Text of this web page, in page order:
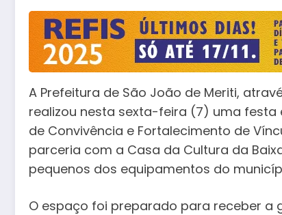
A Prefeitura de São João de Meriti,
realizou nesta sexta-feira (7) uma
de Convivência e Fortalecimento de
parceria com a Casa da Cultura da
pequenos dos equipamentos do
O espaço foi preparado para receber